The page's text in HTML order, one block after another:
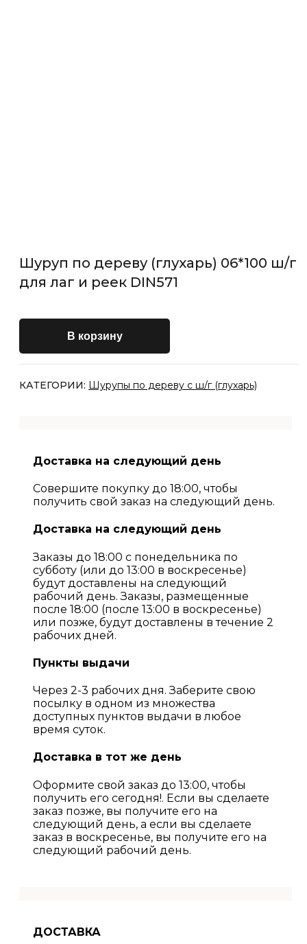
Шуруп по дереву (глухарь) 06*100 ш/г
для лаг и реек DIN571
В корзину
КАТЕГОРИИ: Шурупы по дереву с ш/г (глухарь)
Доставка на следующий день
Совершите покупку до 18:00, чтобы
получить свой заказ на следующий день.
Доставка на следующий день
Заказы до 18:00 с понедельника по
субботу (или до 13:00 в воскресенье)
будут доставлены на следующий
рабочий день. Заказы, размещенные
после 18:00 (после 13:00 в воскресенье)
или позже, будут доставлены в течение 2
рабочих дней.
Пункты выдачи
Через 2-3 рабочих дня. Заберите свою
посылку в одном из множества
доступных пунктов выдачи в любое
время суток.
Доставка в тот же день
Оформите свой заказ до 13:00, чтобы
получить его сегодня!. Если вы сделаете
заказ позже, вы получите его на
следующий день, а если вы сделаете
заказ в воскресенье, вы получите его на
следующий рабочий день.
ДОСТАВКА